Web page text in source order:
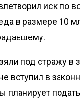
иск по
в размере 10
под стражу в
вступил в
планирует